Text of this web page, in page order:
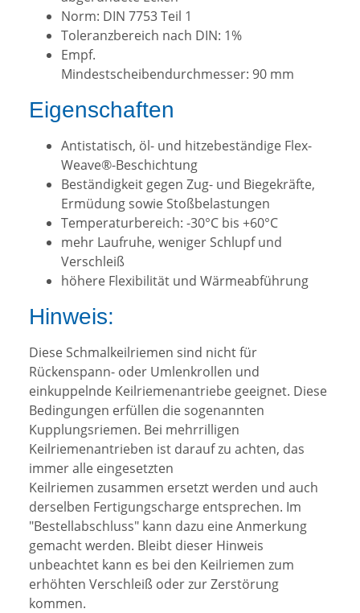
Norm: DIN 7753 Teil 1
Toleranzbereich nach DIN: 1%
Empf.
Mindestscheibendurchmesser: 90 mm
Eigenschaften
Antistatisch, öl- und hitzebeständige Flex-
Weave®-Beschichtung
Beständigkeit gegen Zug- und Biegekräfte,
Ermüdung sowie Stoßbelastungen
Temperaturbereich: -30°C bis +60°C
mehr Laufruhe, weniger Schlupf und
Verschleiß
höhere Flexibilität und Wärmeabführung
Hinweis:
Diese Schmalkeilriemen sind nicht für
Rückenspann- oder Umlenkrollen und
einkuppelnde Keilriemenantriebe geeignet. Diese
Bedingungen erfüllen die sogenannten
Kupplungsriemen. Bei mehrrilligen
Keilriemenantrieben ist darauf zu achten, das
immer alle eingesetzten
Keilriemen zusammen ersetzt werden und auch
derselben Fertigungscharge entsprechen. Im
"Bestellabschluss" kann dazu eine Anmerkung
gemacht werden. Bleibt dieser Hinweis
unbeachtet kann es bei den Keilriemen zum
erhöhten Verschleiß oder zur Zerstörung
kommen.